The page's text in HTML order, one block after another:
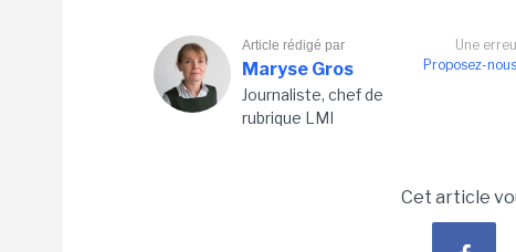
Une
Proposez-
Article rédigé par
Maryse Gros
Journaliste, chef de
rubrique LMI
Cet article